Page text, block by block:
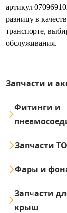
артикул
разницу в
транспорте,
обслуживания.
Запчасти и
Фитинги и
Запчасти
Фары и
Запчасти
крыш